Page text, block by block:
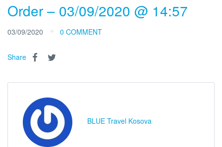
Order – 03/09/2020 @ 14:57
03/09/2020 0 COMMENT
Share
BLUE Travel Kosova